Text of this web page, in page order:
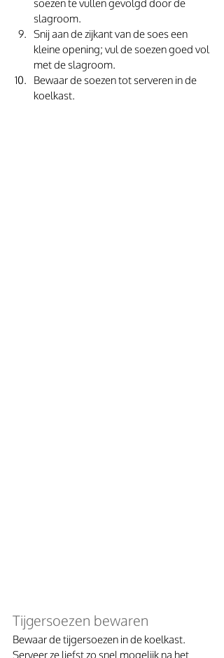
soezen te vullen gevolgd door de
slagroom.
Snij aan de zijkant van de soes een
kleine opening; vul de soezen goed vol
met de slagroom.
Bewaar de soezen tot serveren in de
koelkast.
Tijgersoezen bewaren
Bewaar de tijgersoezen in de koelkast.
Serveer ze liefst zo snel mogelijk na het